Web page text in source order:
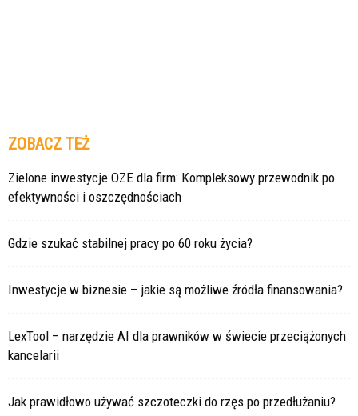
ZOBACZ TEŻ
Zielone inwestycje OZE dla firm: Kompleksowy przewodnik po
efektywności i oszczędnościach
Gdzie szukać stabilnej pracy po 60 roku życia?
Inwestycje w biznesie – jakie są możliwe źródła finansowania?
LexTool – narzędzie AI dla prawników w świecie przeciążonych
kancelarii
Jak prawidłowo używać szczoteczki do rzęs po przedłużaniu?